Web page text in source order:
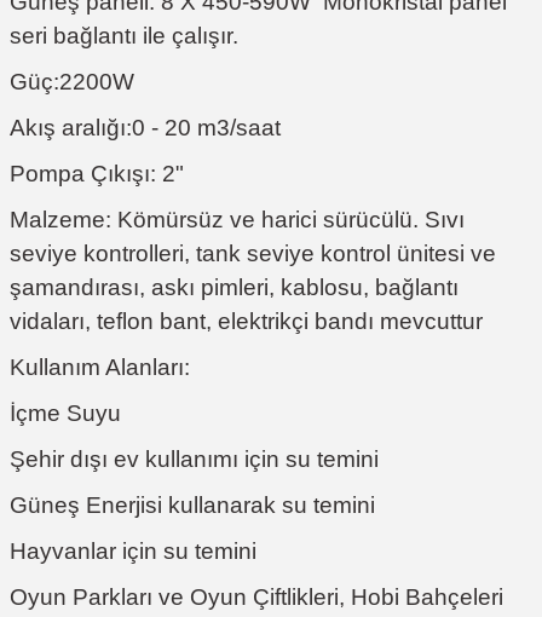
seri bağlantı ile çalışır.
Güç:2200W
Akış aralığı:0 - 20 m3/saat
Pompa Çıkışı: 2"
Malzeme: Kömürsüz ve harici sürücülü. Sıvı
seviye kontrolleri, tank seviye kontrol ünitesi ve
şamandırası, askı pimleri, kablosu, bağlantı
vidaları, teflon bant, elektrikçi bandı mevcuttur
Kullanım Alanları:
İçme Suyu
Şehir dışı ev kullanımı için su temini
Güneş Enerjisi kullanarak su temini
Hayvanlar için su temini
Oyun Parkları ve Oyun Çiftlikleri, Hobi Bahçeleri